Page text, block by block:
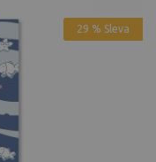
29 % Sleva